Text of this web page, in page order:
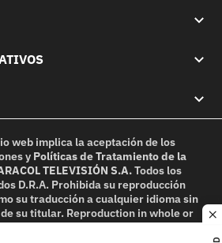
web implica la aceptación de los
y Políticas de Tratamiento de la
TELEVISIÓN S.A.Todos los
D.R.A. Prohibida su reproducción
su traducción a cualquier idioma sin
su titular. Reproduction in whole or
without written permission is